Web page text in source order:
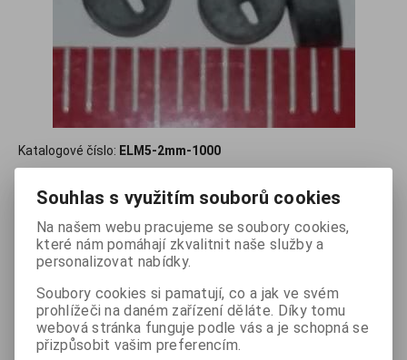
Katalogové číslo: ELM5-2mm-1000
80 Kč


ks Koupit
Skladem:1 ks
Souhlas s využitím souborů cookies
Na našem webu pracujeme se soubory cookies,
které nám pomáhají zkvalitnit naše služby a
personalizovat nabídky.
Soubory cookies si pamatují, co a jak ve svém
prohlížeči na daném zařízení děláte. Díky tomu
webová stránka funguje podle vás a je schopná se
přizpůsobit vašim preferencím.